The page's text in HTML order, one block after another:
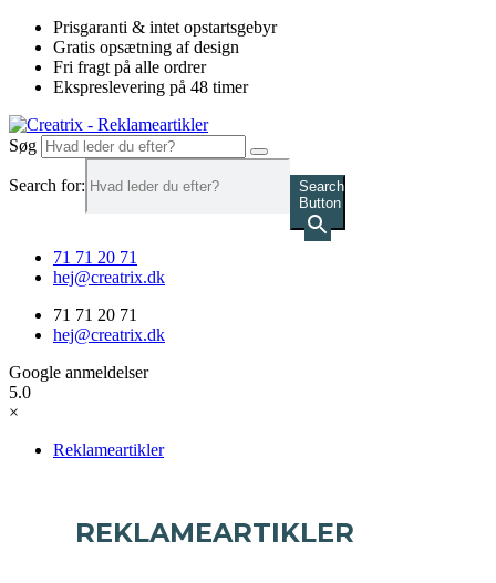
Videre
indhold
Prisgaranti & intet opstartsgebyr
Gratis opsætning af design
Fri fragt på alle ordrer
Ekspreslevering på 48 timer
Søg
Search for:
Search
Button
71 71 20 71
hej@creatrix.dk
71 71 20 71
hej@creatrix.dk
Google anmeldelser
5.0
×
Reklameartikler
REKLAMEARTIKLER